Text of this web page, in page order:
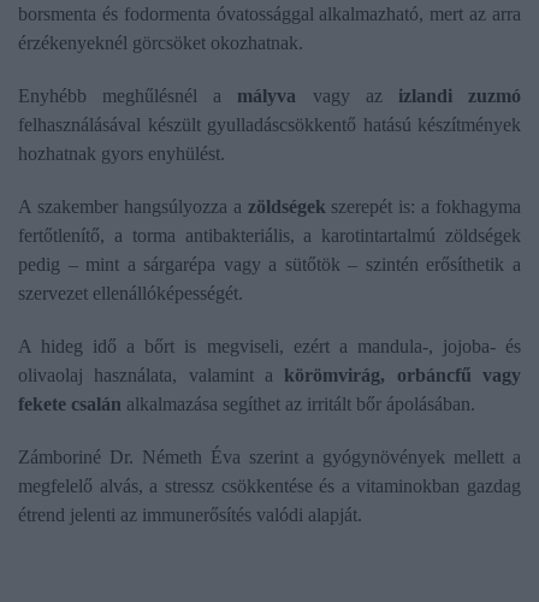
borsmenta és fodormenta óvatossággal alkalmazható, mert az arra
érzékenyeknél görcsöket okozhatnak.
Enyhébb meghűlésnél a mályva vagy az izlandi zuzmó
felhasználásával készült gyulladáscsökkentő hatású készítmények
hozhatnak gyors enyhülést.
A szakember hangsúlyozza a zöldségek szerepét is: a fokhagyma
fertőtlenítő, a torma antibakteriális, a karotintartalmú zöldségek
pedig – mint a sárgarépa vagy a sütőtök – szintén erősíthetik a
szervezet ellenállóképességét.
A hideg idő a bőrt is megviseli, ezért a mandula-, jojoba- és
olivaolaj használata, valamint a körömvirág, orbáncfű vagy
fekete csalán alkalmazása segíthet az irritált bőr ápolásában.
Zámboriné Dr. Németh Éva szerint a gyógynövények mellett a
megfelelő alvás, a stressz csökkentése és a vitaminokban gazdag
étrend jelenti az immunerősítés valódi alapját.